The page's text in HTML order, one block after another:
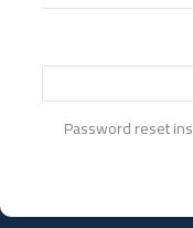
Password reset